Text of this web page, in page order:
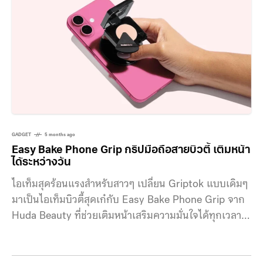
GADGET 5 months ago
Easy Bake Phone Grip กริปมือถือสายบิวตี้ เติมหน้า
ได้ระหว่างวัน
ไอเท็มสุดร้อนแรงสำหรับสาวๆ เปลี่ยน Griptok แบบเดิมๆ
มาเป็นไอเท็มบิวตี้สุดเก๋กับ Easy Bake Phone Grip จาก
Huda Beauty ที่ช่วยเติมหน้าเสริมความมั่นใจได้ทุกเวลาที่